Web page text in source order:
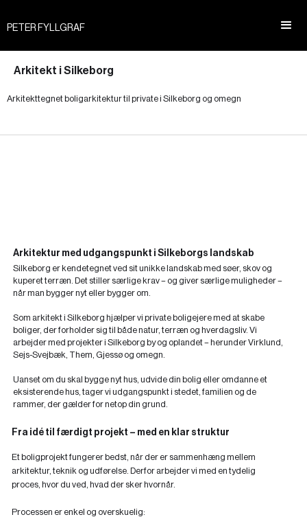
PETER FYLLGRAF
Arkitekt i Silkeborg
Arkitekttegnet boligarkitektur til private i Silkeborg og omegn
Arkitektur med udgangspunkt i Silkeborgs landskab
Silkeborg er kendetegnet ved sit unikke landskab med søer, skov og
kuperet terræn. Det stiller særlige krav – og giver særlige muligheder –
når man bygger nyt eller bygger om.
Som arkitekt i Silkeborg hjælper vi private boligejere med at skabe
boliger, der forholder sig til både natur, terræn og hverdagsliv. Vi
arbejder med projekter i Silkeborg by og oplandet – herunder Virklund,
Sejs-Svejbæk, Them, Gjessø og omegn.
Uanset om du skal bygge nyt hus, udvide din bolig eller omdanne et
eksisterende hus, tager vi udgangspunkt i stedet, familien og de
rammer, der gælder for netop din grund.
Fra idé til færdigt projekt – med en klar struktur
Et boligprojekt fungerer bedst, når der er sammenhæng mellem
arkitektur, teknik og udførelse. Derfor arbejder vi med en tydelig
proces, hvor du ved, hvad der sker hvornår.
Processen er enkel og overskuelig: